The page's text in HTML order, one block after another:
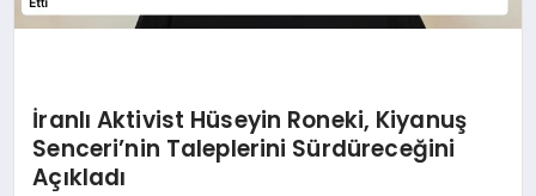
İranlı Aktivist Hüseyin Roneki, Kiyanuş
Senceri’nin Taleplerini Sürdüreceğini
Açıkladı